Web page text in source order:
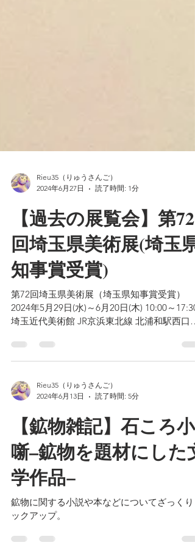
Rieu35（りゅうさんご）
2024年6月27日
読了時間: 1分
【過去の展覧会】第72
回埼玉県美術展(埼玉県
知事賞受賞)
第72回埼玉県美術展（埼玉県知事賞受賞）
2024年5月29日(水)～6月20日(木) 10:00～17:30
歩3分
2024年6月13日
読了時間: 5分
【鉱物雑記】石ころ小
噺–鉱物を題材にした文
学作品−